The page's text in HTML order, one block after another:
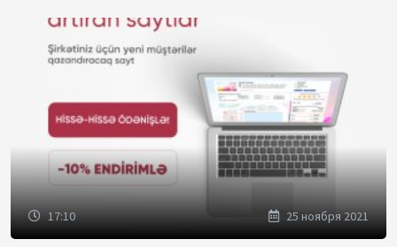
17:10 25 ноября 2021